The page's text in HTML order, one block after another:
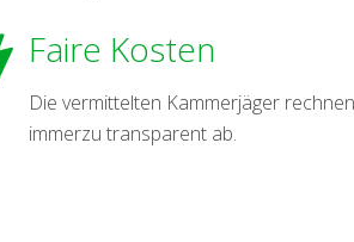
Faire Kosten
Die vermittelten Kammerjäger rechnen
immerzu transparent ab.